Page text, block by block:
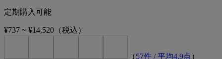
定期購入可能
¥737 ~ ¥14,520 （税込）
（57件 / 平均4.9点）